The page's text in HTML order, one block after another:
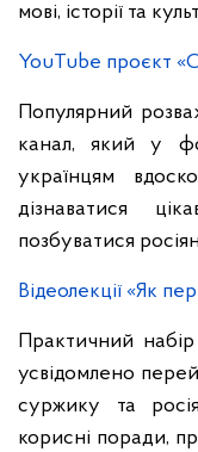
мові, історії та
YouTube проєкт
Популярний
канал, який у
українцям
дізнаватися
позбуватися
Відеолекції «Як
Практичний
усвідомлено
суржику та
корисні поради,